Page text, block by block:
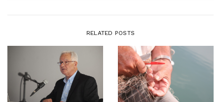
RELATED POSTS